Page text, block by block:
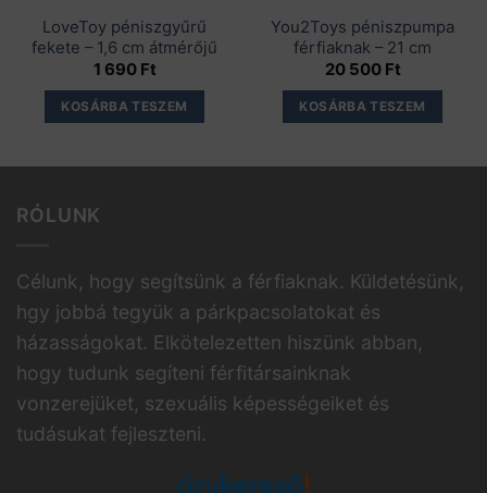
LoveToy péniszgyűrű
fekete – 1,6 cm átmérőjű
1 690 Ft
KOSÁRBA TESZEM
You2Toys péniszpumpa
férfiaknak – 21 cm
20 500 Ft
KOSÁRBA TESZEM
RÓLUNK
Célunk, hogy segítsünk a férfiaknak. Küldetésünk,
hgy jobbá tegyük a párkpacsolatokat és
házasságokat. Elkötelezetten hiszünk abban,
hogy tudunk segíteni férfitársainknak
vonzerejüket, szexuális képességeiket és
tudásukat fejleszteni.